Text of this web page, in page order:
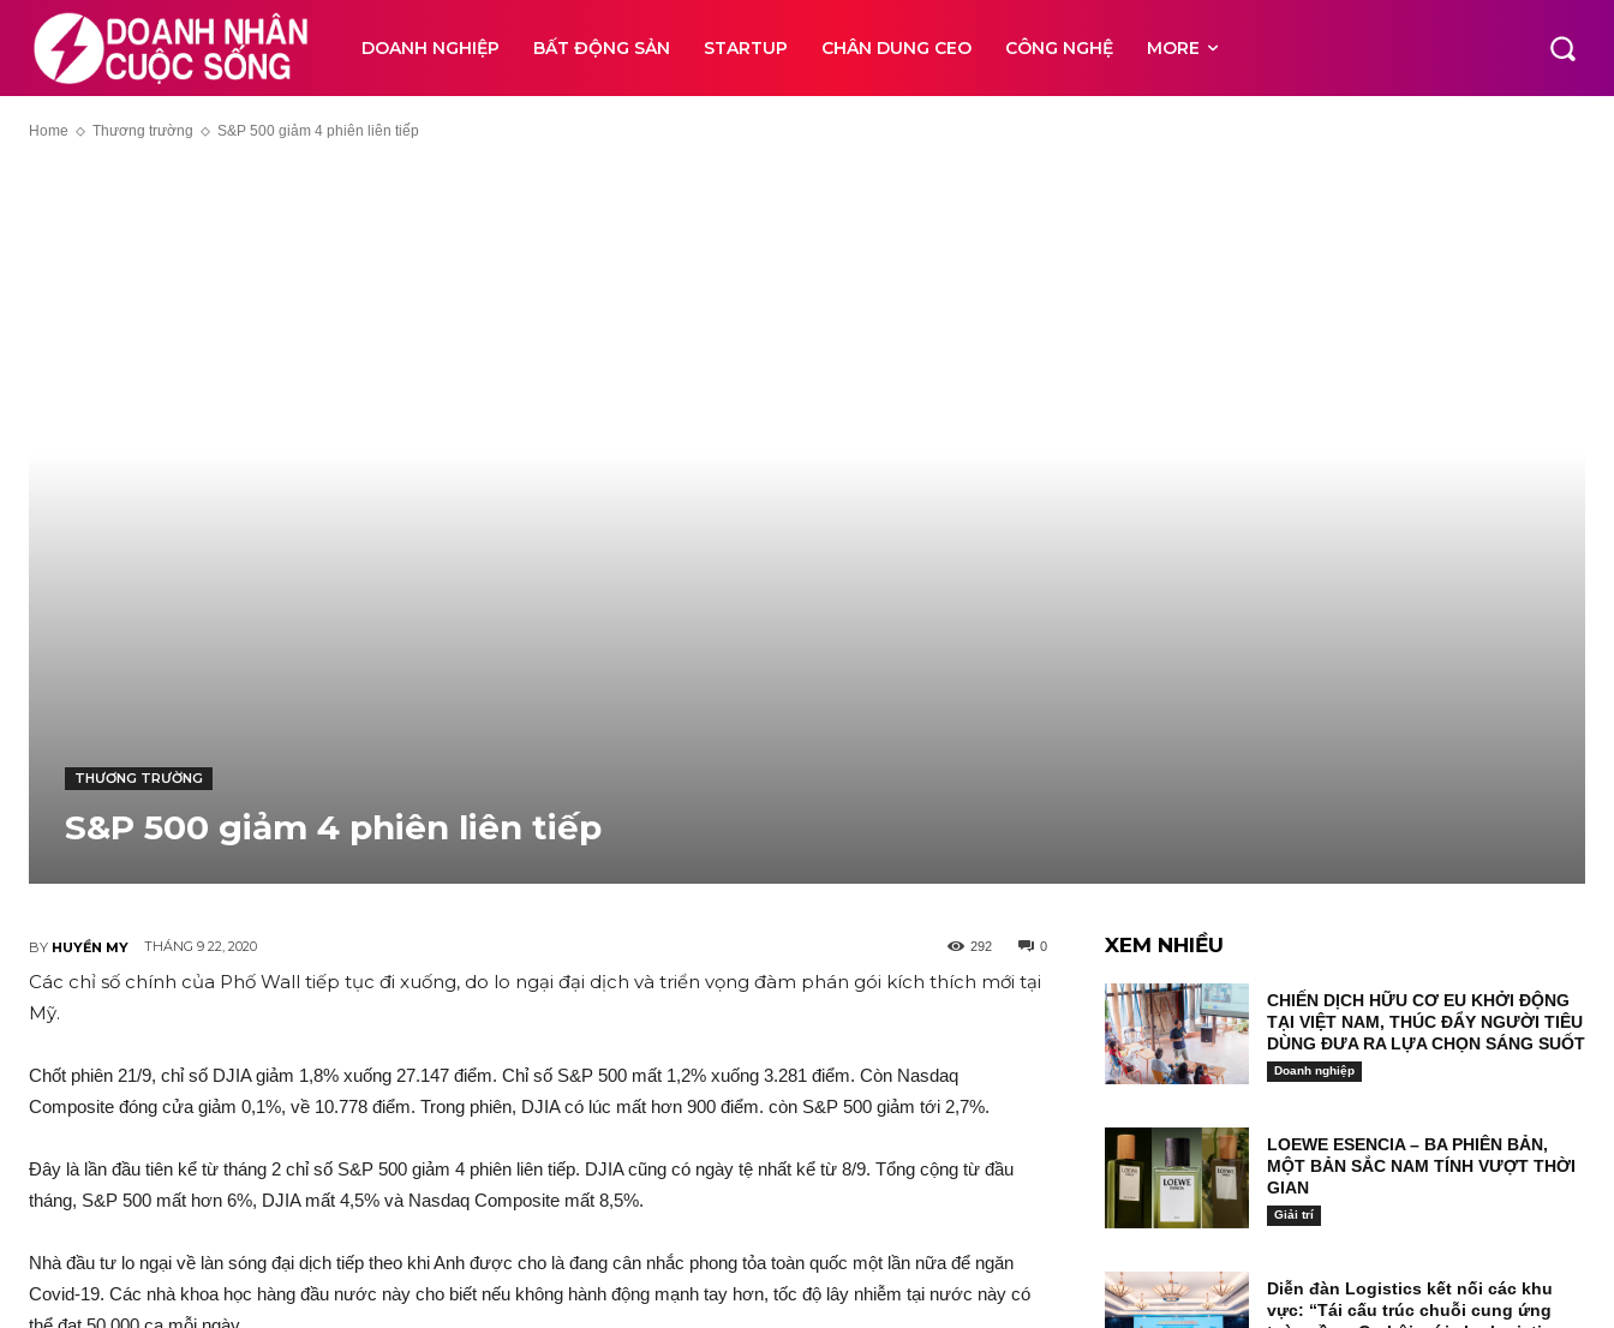
DOANH NGHIỆP BẤT ĐỘNG SẢN STARTUP CHÂN DUNG CEO CÔNG NGHỆ MORE
Home Thương trường S&P 500 giảm 4 phiên liên tiếp
THƯƠNG TRƯỜNG
S&P 500 giảm 4 phiên liên tiếp
BY HUYỀN MY THÁNG 9 22, 2020 0
292
Các chỉ số chính của Phố Wall tiếp tục đi xuống, do lo ngại đại dịch và triển vọng đàm phán gói kích thích mới tại
Mỹ.
Chốt phiên 21/9, chỉ số DJIA giảm 1,8% xuống 27.147 điểm. Chỉ số S&P 500 mất 1,2% xuống 3.281 điểm. Còn Nasdaq
Composite đóng cửa giảm 0,1%, về 10.778 điểm. Trong phiên, DJIA có lúc mất hơn 900 điểm. còn S&P 500 giảm tới 2,7%.
Đây là lần đầu tiên kể từ tháng 2 chỉ số S&P 500 giảm 4 phiên liên tiếp. DJIA cũng có ngày tệ nhất kể từ 8/9. Tổng cộng từ đầu
tháng, S&P 500 mất hơn 6%, DJIA mất 4,5% và Nasdaq Composite mất 8,5%.
Nhà đầu tư lo ngại về làn sóng đại dịch tiếp theo khi Anh được cho là đang cân nhắc phong tỏa toàn quốc một lần nữa để ngăn
Covid-19. Các nhà khoa học hàng đầu nước này cho biết nếu không hành động mạnh tay hơn, tốc độ lây nhiễm tại nước này có
XEM NHIỀU
CHIẾN DỊCH HỮU CƠ EU KHỞI ĐỘNG
TẠI VIỆT NAM, THÚC ĐẨY NGƯỜI TIÊU
DÙNG ĐƯA RA LỰA CHỌN SÁNG SUỐT
Doanh nghiệp
LOEWE ESENCIA – BA PHIÊN BẢN,
MỘT BẢN SẮC NAM TÍNH VƯỢT THỜI
GIAN
Giải trí
Diễn đàn Logistics kết nối các khu
vực: “Tái cấu trúc chuỗi cung ứng